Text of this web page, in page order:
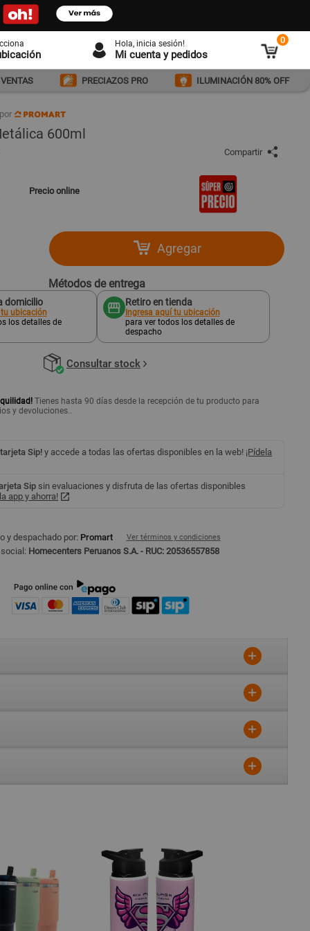
Hola, inicia sesión!
Mi cuenta y pedidos
0
PRECIAZOS PRO ILUMINACIÓN 80% OFF
600ml
Compartir
Precio online
Agregar
Métodos de entrega
domicilio
ubicación
los detalles de
Retiro en tienda
Ingresa aquí tu ubicación
para ver todos los detalles de
despacho
Consultar stock
Tienes hasta 90 días desde la recepción de tu producto para
y devoluciones..
Sip! y accede a todas las ofertas disponibles en la web! ¡Pídela
Sip sin evaluaciones y disfruta de las ofertas disponibles
app y ahorra!
y despachado por: Promart Ver términos y condiciones
Homecenters Peruanos S.A. - RUC: 20536557858